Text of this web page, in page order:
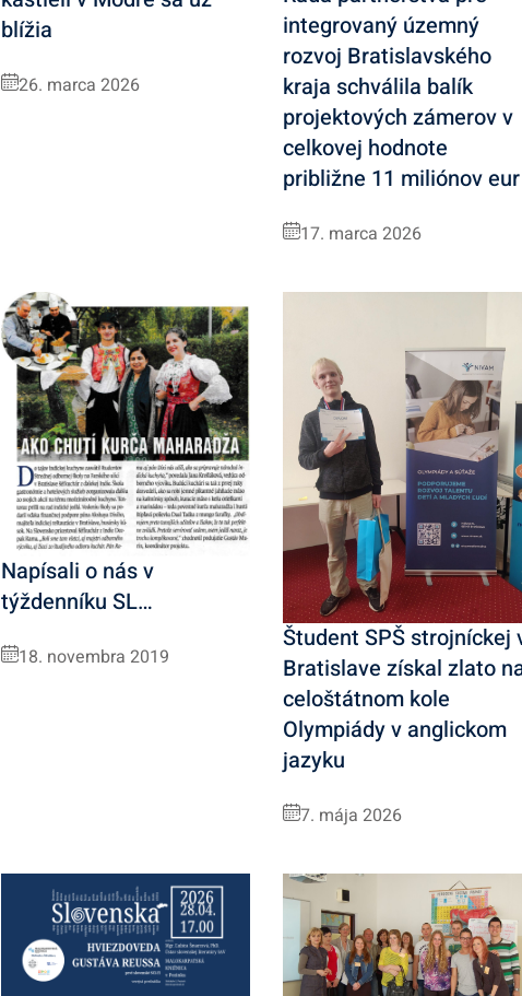
blížia
26. marca 2026
integrovaný územný
rozvoj Bratislavského
kraja schválila balík
projektových zámerov v
celkovej hodnote
približne 11 miliónov eur
17. marca 2026
Napísali o nás v
týždenníku SL…
18. novembra 2019
Študent SPŠ strojníckej
Bratislave získal zlato
celoštátnom kole
Olympiády v anglickom
jazyku
7. mája 2026